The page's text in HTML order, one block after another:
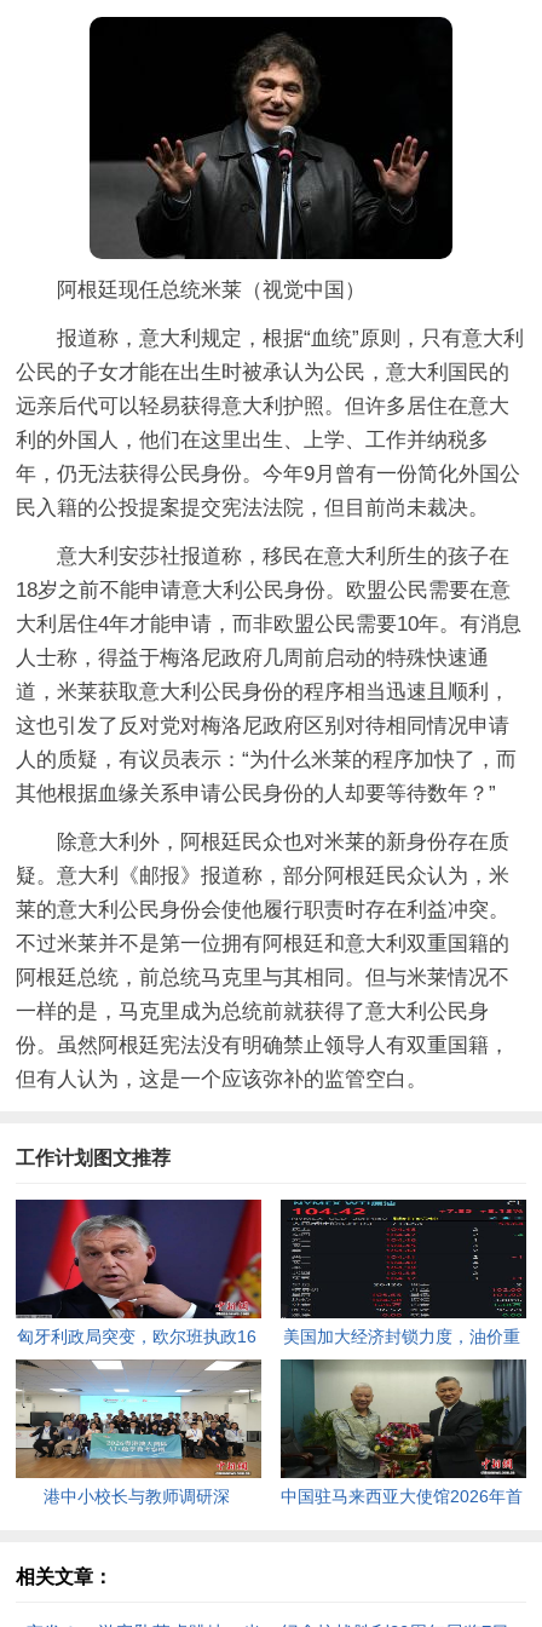
阿根廷现任总统米莱（视觉中国）
报道称，意大利规定，根据“血统”原则，只有意大利
公民的子女才能在出生时被承认为公民，意大利国民的
远亲后代可以轻易获得意大利护照。但许多居住在意大
利的外国人，他们在这里出生、上学、工作并纳税多
年，仍无法获得公民身份。今年9月曾有一份简化外国公
民入籍的公投提案提交宪法法院，但目前尚未裁决。
意大利安莎社报道称，移民在意大利所生的孩子在
18岁之前不能申请意大利公民身份。欧盟公民需要在意
大利居住4年才能申请，而非欧盟公民需要10年。有消息
人士称，得益于梅洛尼政府几周前启动的特殊快速通
道，米莱获取意大利公民身份的程序相当迅速且顺利，
这也引发了反对党对梅洛尼政府区别对待相同情况申请
人的质疑，有议员表示：“为什么米莱的程序加快了，而
其他根据血缘关系申请公民身份的人却要等待数年？”
除意大利外，阿根廷民众也对米莱的新身份存在质
疑。意大利《邮报》报道称，部分阿根廷民众认为，米
莱的意大利公民身份会使他履行职责时存在利益冲突。
不过米莱并不是第一位拥有阿根廷和意大利双重国籍的
阿根廷总统，前总统马克里与其相同。但与米莱情况不
一样的是，马克里成为总统前就获得了意大利公民身
份。虽然阿根廷宪法没有明确禁止领导人有双重国籍，
但有人认为，这是一个应该弥补的监管空白。
工作计划图文推荐
匈牙利政局突变，欧尔班执政16
年终结。
美国加大经济封锁力度，油价重
返100美元高点，黄金价格急
跌，日韩主要股指开盘走低。
港中小校长与教师调研深
课堂新路径。
中国驻马来西亚大使馆2026年首
相关文章：